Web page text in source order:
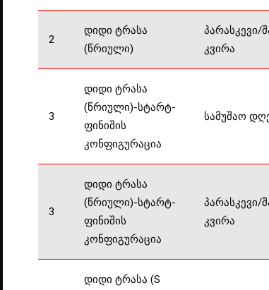
2
დიდი ტრასა
(წრიული)
პარასკევი/
კვირა
3
დიდი ტრასა
(წრიული)-სტარტ-
ფინიშის
კონფიგურაცია
სამუშაო
3
დიდი ტრასა
(წრიული)-სტარტ-
ფინიშის
კონფიგურაცია
პარასკევი/
კვირა
დიდი ტრასა (S